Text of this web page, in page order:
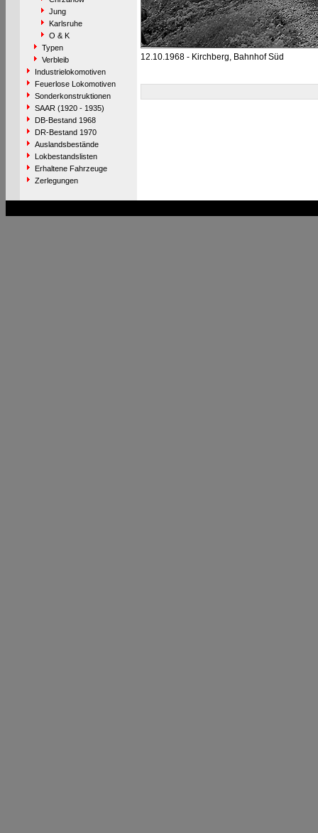
Jung
Karlsruhe
O & K
Typen
Verbleib
Industrielokomotiven
Feuerlose Lokomotiven
Sonderkonstruktionen
SAAR (1920 - 1935)
DB-Bestand 1968
DR-Bestand 1970
Auslandsbestände
Lokbestandslisten
Erhaltene Fahrzeuge
Zerlegungen
12.10.1968 - Kirchberg, Bahnhof Süd